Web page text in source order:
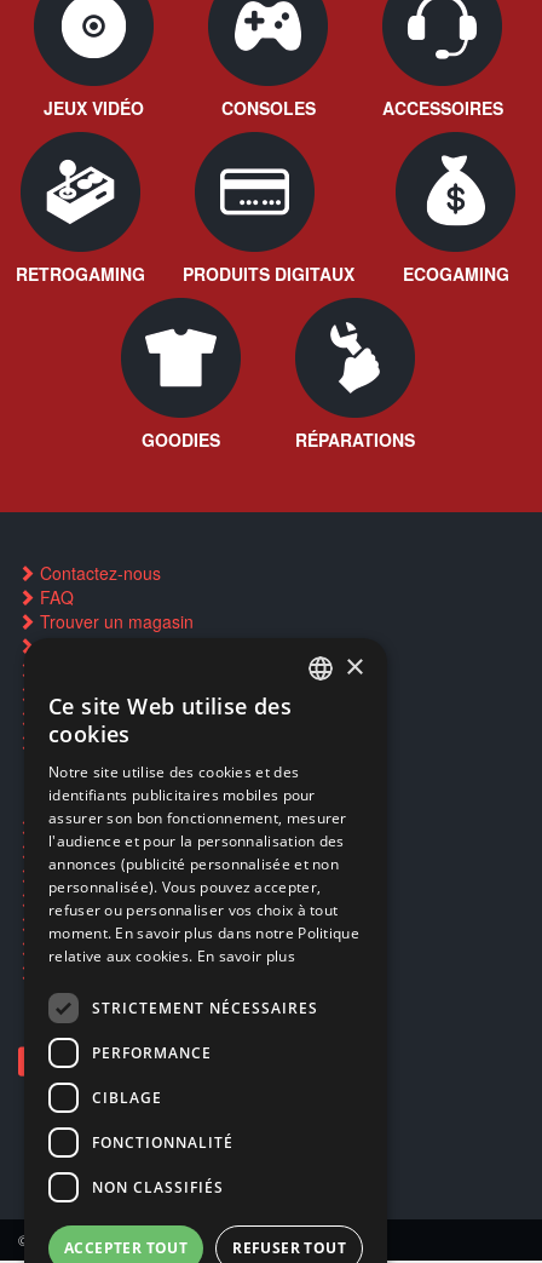
JEUX VIDÉO CONSOLES ACCESSOIRES
RETROGAMING PRODUITS DIGITAUX ECOGAMING
GOODIES RÉPARATIONS
Contactez-nous
FAQ
Trouver un magasin
Restauration CD griffés
Réparations & SAV
Smartpoints
Ecogaming
Expédition & retours
Confidentialité
Conditions générales
EA Sport UFC 6
Call of Duty: Modern Warfare 4
Rachat et revente de jeux en cash
© Copyright 2026 Smartoys SA – Tous droits réservés.
ENGLISH
×
Ce site Web utilise des
cookies
Notre site utilise des cookies et des
identifiants publicitaires mobiles pour
assurer son bon fonctionnement, mesurer
l'audience et pour la personnalisation des
annonces (publicité personnalisée et non
personnalisée). Vous pouvez accepter,
refuser ou personnaliser vos choix à tout
moment. En savoir plus dans notre Politique
relative aux cookies. En savoir plus
STRICTEMENT NÉCESSAIRES
PERFORMANCE
CIBLAGE
FONCTIONNALITÉ
NON CLASSIFIÉS
ACCEPTER TOUT REFUSER TOUT